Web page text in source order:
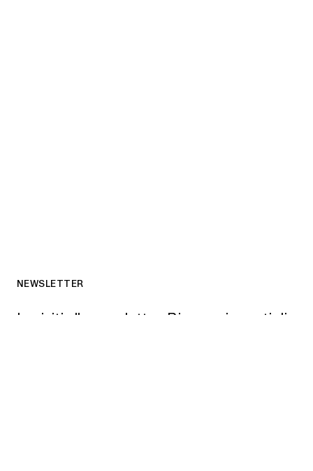
NEWSLETTER
Iscriviti alla newsletter. Riceverai spunti di